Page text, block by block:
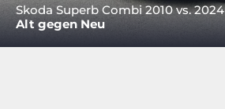
Skoda Superb Combi 2010 vs. 2024
Alt gegen Neu